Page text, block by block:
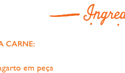
CARNE:
em peça